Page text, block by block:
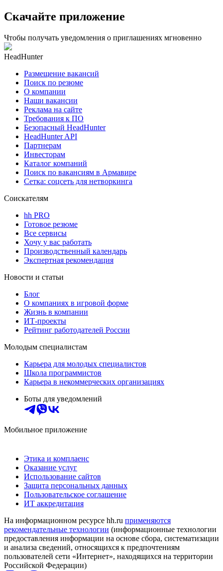
Скачайте приложение
Чтобы получать уведомления о приглашениях мгновенно
HeadHunter
Размещение вакансий
Поиск по резюме
О компании
Наши вакансии
Реклама на сайте
Требования к ПО
Безопасный HeadHunter
HeadHunter API
Партнерам
Инвесторам
Каталог компаний
Поиск по вакансиям в Армавире
Сетка: соцсеть для нетворкинга
Соискателям
hh PRO
Готовое резюме
Все сервисы
Хочу у вас работать
Производственный календарь
Экспертная рекомендация
Новости и статьи
Блог
О компаниях в игровой форме
Жизнь в компании
ИТ-проекты
Рейтинг работодателей России
Молодым специалистам
Карьера для молодых специалистов
Школа программистов
Карьера в некоммерческих организациях
Боты для уведомлений
Мобильное приложение
Этика и комплаенс
Оказание услуг
Использование сайтов
Защита персональных данных
Пользовательское соглашение
ИТ аккредитация
На информационном ресурсе hh.ru применяются
рекомендательные технологии (информационные технологии
предоставления информации на основе сбора, систематизации
и анализа сведений, относящихся к предпочтениям
пользователей сети «Интернет», находящихся на территории
Российской Федерации)